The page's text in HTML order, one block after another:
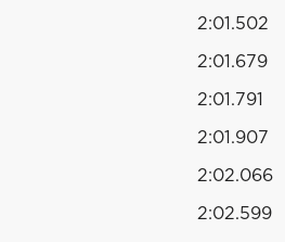
2:01.502
2:01.679
2:01.791
2:01.907
2:02.066
2:02.599